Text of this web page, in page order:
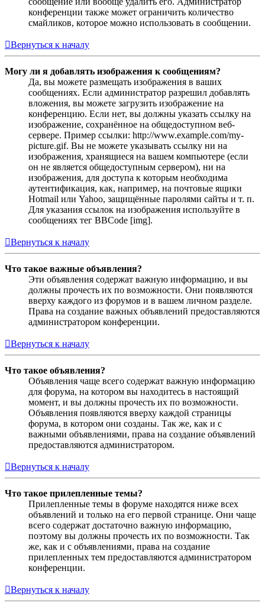
конференции также может ограничить количество
смайликов, которое можно использовать в сообщении.
Вернуться к началу
Могу ли я добавлять изображения к сообщениям?
Да, вы можете размещать изображения в ваших
сообщениях. Если администратор разрешил добавлять
вложения, вы можете загрузить изображение на
конференцию. Если нет, вы должны указать ссылку на
изображение, сохранённое на общедоступном веб-
сервере. Пример ссылки: http://www.example.com/my-
picture.gif. Вы не можете указывать ссылку ни на
изображения, хранящиеся на вашем компьютере (если
он не является общедоступным сервером), ни на
изображения, для доступа к которым необходима
аутентификация, как, например, на почтовые ящики
Hotmail или Yahoo, защищённые паролями сайты и т. п.
Для указания ссылок на изображения используйте в
сообщениях тег BBCode [img].
Вернуться к началу
Что такое важные объявления?
Эти объявления содержат важную информацию, и вы
должны прочесть их по возможности. Они появляются
вверху каждого из форумов и в вашем личном разделе.
Права на создание важных объявлений предоставляются
администратором конференции.
Вернуться к началу
Что такое объявления?
Объявления чаще всего содержат важную информацию
для форума, на котором вы находитесь в настоящий
момент, и вы должны прочесть их по возможности.
Объявления появляются вверху каждой страницы
форума, в котором они созданы. Так же, как и с
важными объявлениями, права на создание объявлений
предоставляются администратором.
Вернуться к началу
Что такое прилепленные темы?
Прилепленные темы в форуме находятся ниже всех
объявлений и только на его первой странице. Они чаще
всего содержат достаточно важную информацию,
поэтому вы должны прочесть их по возможности. Так
же, как и с объявлениями, права на создание
прилепленных тем предоставляются администратором
конференции.
Вернуться к началу